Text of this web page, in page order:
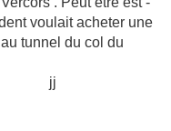
voulait acheter une
tunnel du col du